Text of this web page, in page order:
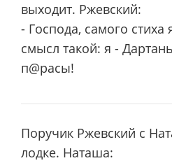
выходит. Ржевский:
- Господа, самого
смысл такой: я -
п@расы!
Поручик Ржевский с
лодке. Наташа: